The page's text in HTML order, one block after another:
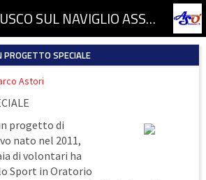
ASO CERNUSCO SUL NAVIGLIO ASSOCIAZIONE SPORTIVA DILETTANTISTICA
PROGETTO SPECIALE
Astori
progetto di
nato nel 2011,
di volontari ha
Sport in Oratorio